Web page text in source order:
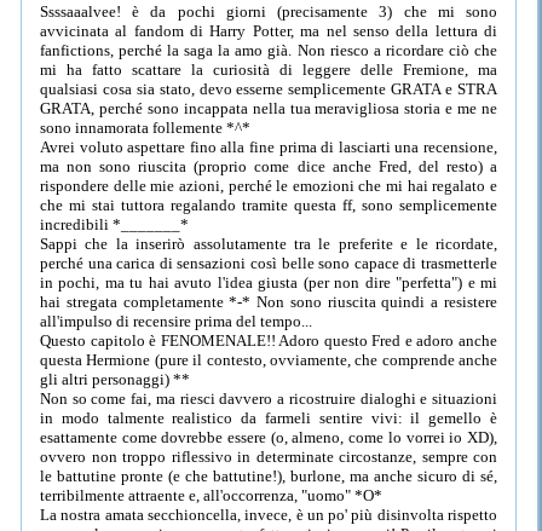
Ssssaaalvee! è da pochi giorni (precisamente 3) che mi sono
avvicinata al fandom di Harry Potter, ma nel senso della lettura di
fanfictions, perché la saga la amo già. Non riesco a ricordare ciò che
mi ha fatto scattare la curiosità di leggere delle Fremione, ma
qualsiasi cosa sia stato, devo esserne semplicemente GRATA e STRA
GRATA, perché sono incappata nella tua meravigliosa storia e me ne
sono innamorata follemente *^*
Avrei voluto aspettare fino alla fine prima di lasciarti una recensione,
ma non sono riuscita (proprio come dice anche Fred, del resto) a
rispondere delle mie azioni, perché le emozioni che mi hai regalato e
che mi stai tuttora regalando tramite questa ff, sono semplicemente
incredibili *_______*
Sappi che la inserirò assolutamente tra le preferite e le ricordate,
perché una carica di sensazioni così belle sono capace di trasmetterle
in pochi, ma tu hai avuto l'idea giusta (per non dire "perfetta") e mi
hai stregata completamente *-* Non sono riuscita quindi a resistere
all'impulso di recensire prima del tempo...
Questo capitolo è FENOMENALE!! Adoro questo Fred e adoro anche
questa Hermione (pure il contesto, ovviamente, che comprende anche
gli altri personaggi) **
Non so come fai, ma riesci davvero a ricostruire dialoghi e situazioni
in modo talmente realistico da farmeli sentire vivi: il gemello è
esattamente come dovrebbe essere (o, almeno, come lo vorrei io XD),
ovvero non troppo riflessivo in determinate circostanze, sempre con
le battutine pronte (e che battutine!), burlone, ma anche sicuro di sé,
terribilmente attraente e, all'occorrenza, "uomo" *O*
La nostra amata secchioncella, invece, è un po' più disinvolta rispetto